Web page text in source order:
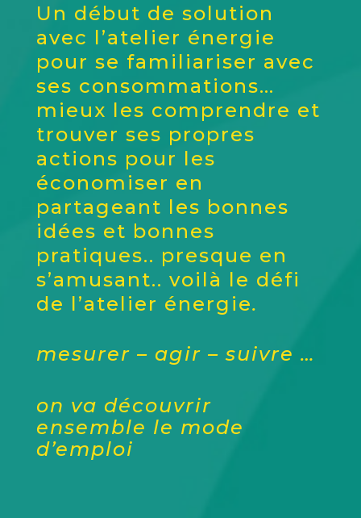
Un début de solution
avec l’atelier énergie
pour se familiariser avec
ses consommations…
mieux les comprendre et
trouver ses propres
actions pour les
économiser en
partageant les bonnes
idées et bonnes
pratiques.. presque en
s’amusant.. voilà le défi
de l’atelier énergie.
mesurer – agir – suivre …
on va découvrir
ensemble le mode
d’emploi